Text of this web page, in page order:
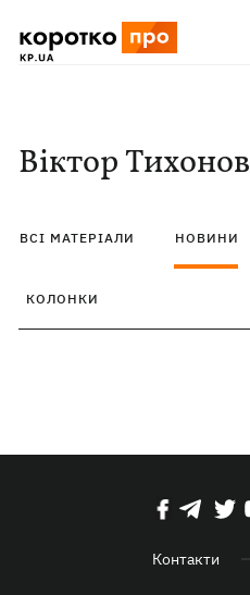
Віктор Тихонов
ВСІ МАТЕРІАЛИ НОВИНИ
КОЛОНКИ
Контакти